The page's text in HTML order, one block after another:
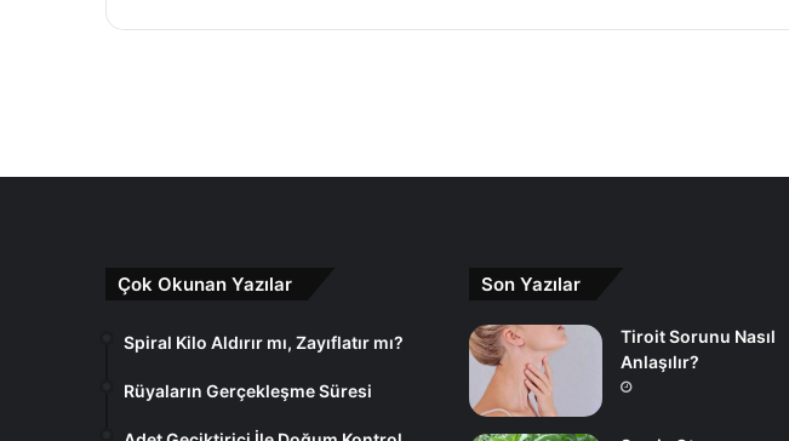
Çok Okunan Yazılar
Spiral Kilo Aldırır mı, Zayıflatır mı?
Rüyaların Gerçekleşme Süresi
Son Yazılar
Tiroit Sorunu Nasıl
Anlaşılır?